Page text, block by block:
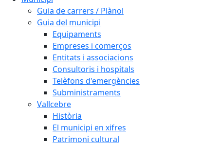
Guia de carrers / Plànol
Guia del municipi
Equipaments
Empreses i comerços
Entitats i associacions
Consultoris i hospitals
Telèfons d'emergències
Subministraments
Vallcebre
Història
El municipi en xifres
Patrimoni cultural